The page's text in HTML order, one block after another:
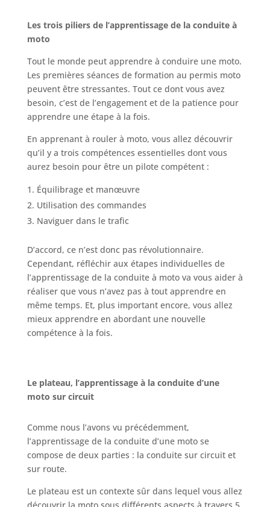
Les trois piliers de l’apprentissage de la conduite à
moto
Tout le monde peut apprendre à conduire une moto.
Les premières séances de formation au permis moto
peuvent être stressantes. Tout ce dont vous avez
besoin, c’est de l’engagement et de la patience pour
apprendre une étape à la fois.
En apprenant à rouler à moto, vous allez découvrir
qu’il y a trois compétences essentielles dont vous
aurez besoin pour être un pilote compétent :
Équilibrage et manœuvre
Utilisation des commandes
Naviguer dans le trafic
D’accord, ce n’est donc pas révolutionnaire.
Cependant, réfléchir aux étapes individuelles de
l’apprentissage de la conduite à moto va vous aider à
réaliser que vous n’avez pas à tout apprendre en
même temps. Et, plus important encore, vous allez
mieux apprendre en abordant une nouvelle
compétence à la fois.
Le plateau, l’apprentissage à la conduite d’une
moto sur circuit
Comme nous l’avons vu précédemment,
l’apprentissage de la conduite d’une moto se
compose de deux parties : la conduite sur circuit et
sur route.
Le plateau est un contexte sûr dans lequel vous allez